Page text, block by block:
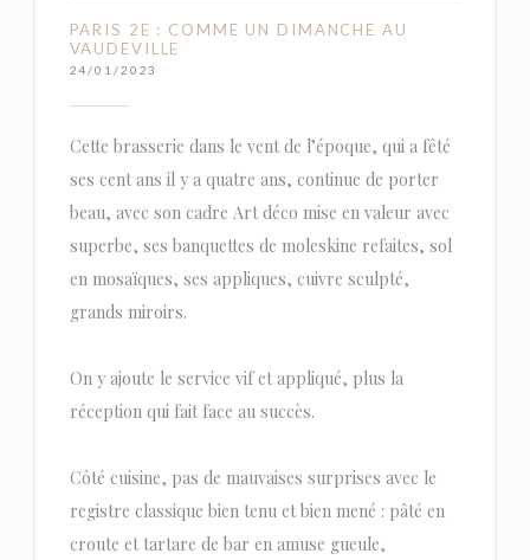
PARIS 2E : COMME UN DIMANCHE AU
VAUDEVILLE
24/01/2023
Cette brasserie dans le vent de l’époque, qui a fêté
ses cent ans il y a quatre ans, continue de porter
beau, avec son cadre Art déco mise en valeur avec
superbe, ses banquettes de moleskine refaites, sol
en mosaïques, ses appliques, cuivre sculpté,
grands miroirs.
On y ajoute le service vif et appliqué, plus la
réception qui fait face au succès.
Côté cuisine, pas de mauvaises surprises avec le
registre classique bien tenu et bien mené : pâté en
croute et tartare de bar en amuse gueule,